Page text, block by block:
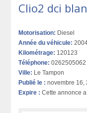
Clio2 dci
Motorisation: Diesel
Année du véhicule:
Kilométrage: 120123
Téléphone: 0262505062
Ville: Le Tampon
Publié le : novembre 16,
Expire : Cette annonce